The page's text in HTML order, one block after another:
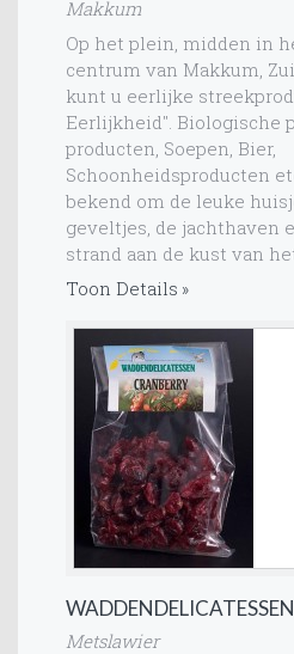
Makkum
Op het plein, midden in
centrum van Makkum,
kunt u eerlijke
Eerlijkheid". Biologische
producten, Soepen, Bier,
Schoonheidsproducten
bekend om de leuke
geveltjes, de jachthaven
strand aan de kust van
Toon Details
WADDENDELICATESSEN
Metslawier